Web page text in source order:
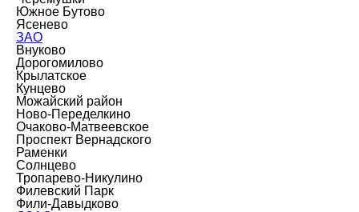
Южное Бутово
Ясенево
ЗАО
Внуково
Дорогомилово
Крылатское
Кунцево
Можайский район
Ново-Переделкино
Очаково-Матвеевское
Проспект Вернадского
Раменки
Солнцево
Тропарево-Никулино
Филевский Парк
Фили-Давыдково